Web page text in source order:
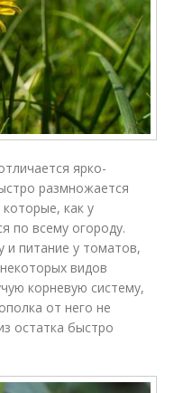
ярко-
размножается
как у
по всему огороду.
и питание у томатов,
видов
корневую систему,
от него не
остатка быстро